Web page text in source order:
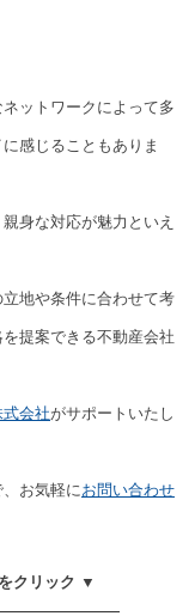
ットワークによって多
感じることもありま
身な対応が魅力といえ
地や条件に合わせて考
提案できる不動産会社
会社がサポートいたし
お気軽にお問い合わせ
クリック ▼